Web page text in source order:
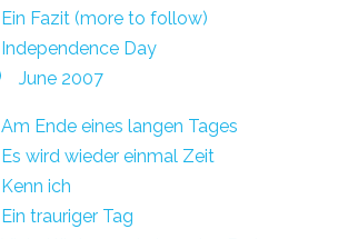
Ein Fazit (more to follow)
Independence Day
June 2007
Am Ende eines langen Tages
Es wird wieder einmal Zeit
Kenn ich
Ein trauriger Tag